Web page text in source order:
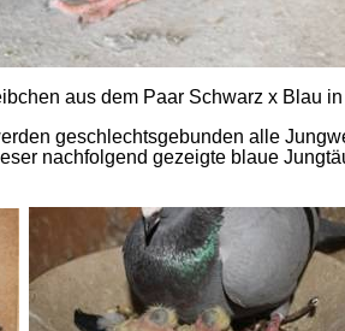
aus dem Paar Schwarz x Blau in
geschlechtsgebunden alle
nachfolgend gezeigte blaue